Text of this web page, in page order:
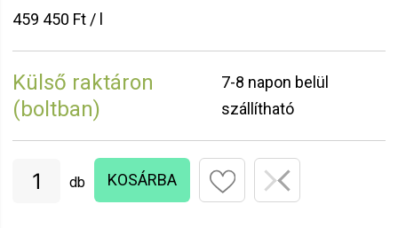
459 450 Ft / l
Külső raktáron
(boltban)
7-8 napon belül
szállítható
db KOSÁRBA